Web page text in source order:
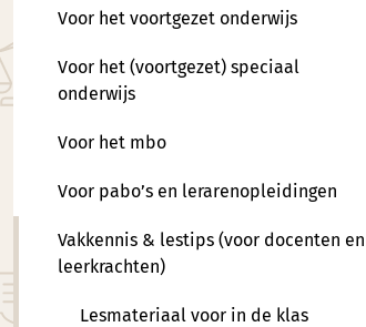
Voor het voortgezet onderwijs
Voor het (voortgezet) speciaal
onderwijs
Voor het mbo
Voor pabo’s en lerarenopleidingen
Vakkennis & lestips (voor docenten en
leerkrachten)
Lesmateriaal voor in de klas